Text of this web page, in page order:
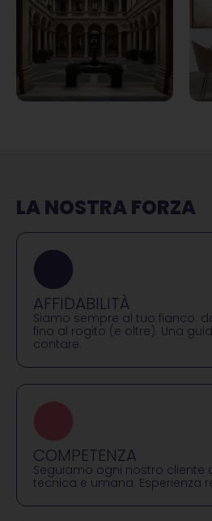
LA NOSTRA FORZA
AFFIDABILITÀ
Siamo sempre al tuo fianco:
fino al rogito (e oltre). Una
contare.
COMPETENZA
Seguiamo ogni nostro cliente
tecnica e umana. Esperienza